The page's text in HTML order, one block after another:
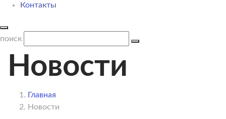
Контакты
поиск
Новости
Главная
Новости